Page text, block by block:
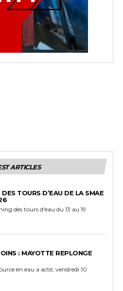
ARTICLES
TOURS D’EAU DE LA SMAE
des tours d'eau du 13 au 19
: MAYOTTE REPLONGE
en eau a acté, vendredi 10